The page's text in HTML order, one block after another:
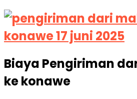
Biaya Pengiriman
ke konawe